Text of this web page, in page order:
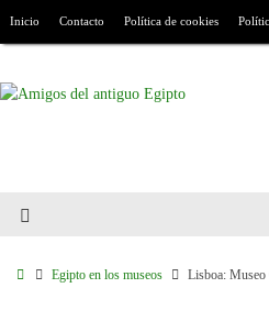
Inicio Contacto Política de cookies
Egipto en los museos Lisboa: Museo